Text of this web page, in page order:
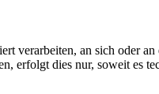
verarbeiten, an sich oder
erfolgt dies nur, soweit es